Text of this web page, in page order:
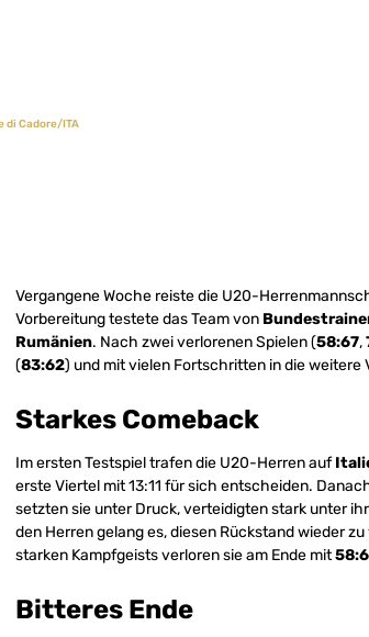
di Cadore/ITA
Vergangene Woche reiste die U20-
Vorbereitung testete das Team von
Rumänien. Nach zwei verlorenen Spielen (58:67,
(83:62) und mit vielen Fortschritten in die weitere
Starkes Comeback
Im ersten Testspiel trafen die U20-Herren auf
erste Viertel mit 13:11 für sich entscheiden.
setzten sie unter Druck, verteidigten stark unter
den Herren gelang es, diesen Rückstand wieder
starken Kampfgeists verloren sie am Ende mit
Bitteres Ende